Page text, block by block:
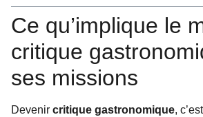
Ce qu’implique le
critique
ses missions
Devenir critique gastronomique,